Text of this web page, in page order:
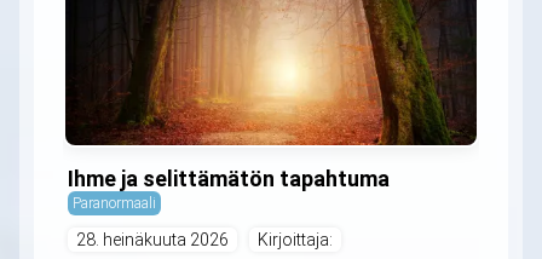
Ihme ja selittämätön tapahtuma
Paranormaali
28. heinäkuuta 2026 Kirjoittaja: